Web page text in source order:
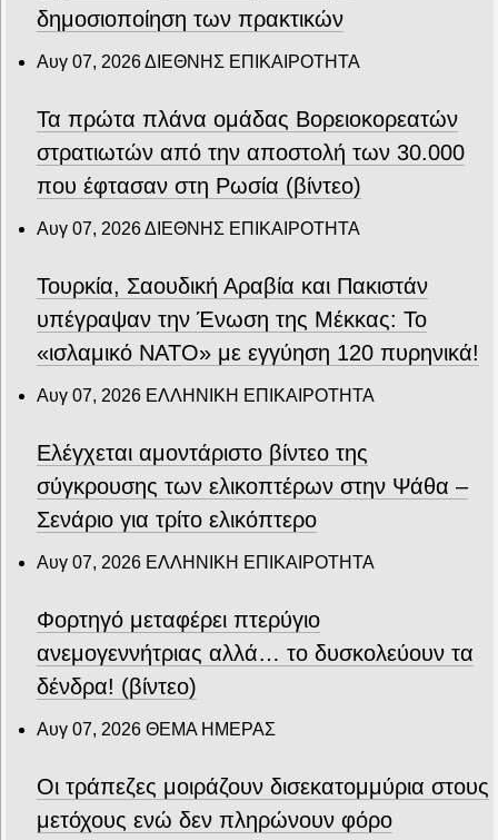
δημοσιοποίηση των πρακτικών
Αυγ 07, 2026ΔΙΕΘΝΗΣ ΕΠΙΚΑΙΡΟΤΗΤΑ
Τα πρώτα πλάνα ομάδας Βορειοκορεατών
στρατιωτών από την αποστολή των 30.000
που έφτασαν στη Ρωσία (βίντεο)
Αυγ 07, 2026ΔΙΕΘΝΗΣ ΕΠΙΚΑΙΡΟΤΗΤΑ
Τουρκία, Σαουδική Αραβία και Πακιστάν
υπέγραψαν την Ένωση της Μέκκας: Το
«ισλαμικό ΝΑΤΟ» με εγγύηση 120 πυρηνικά!
Αυγ 07, 2026 ΕΛΛΗΝΙΚΗ ΕΠΙΚΑΙΡΟΤΗΤΑ
Ελέγχεται αμοντάριστο βίντεο της
σύγκρουσης των ελικοπτέρων στην Ψάθα –
Σενάριο για τρίτο ελικόπτερο
Αυγ 07, 2026 ΕΛΛΗΝΙΚΗ ΕΠΙΚΑΙΡΟΤΗΤΑ
Φορτηγό μεταφέρει πτερύγιο
ανεμογεννήτριας αλλά… το δυσκολεύουν τα
δένδρα! (βίντεο)
Αυγ 07, 2026 ΘΕΜΑ ΗΜΕΡΑΣ
Οι τράπεζες μοιράζουν δισεκατομμύρια στους
μετόχους ενώ δεν πληρώνουν φόρο